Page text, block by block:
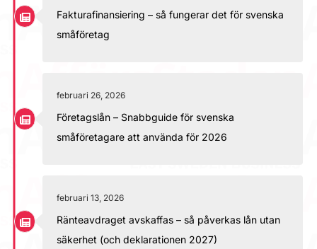
Fakturafinansiering – så fungerar det för svenska
småföretag
februari 26, 2026
Företagslån – Snabbguide för svenska
småföretagare att använda för 2026
februari 13, 2026
Ränteavdraget avskaffas – så påverkas lån utan
säkerhet (och deklarationen 2027)